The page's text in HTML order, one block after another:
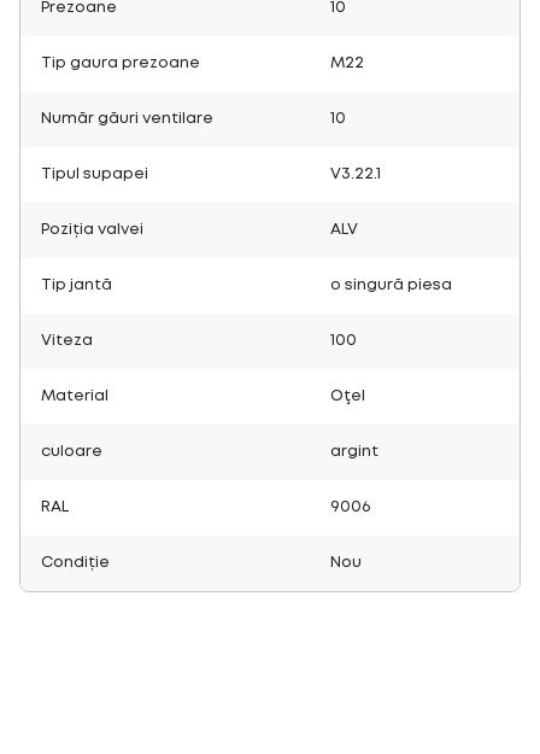
Prezoane 10
Tip gaura prezoane M22
Număr găuri ventilare 10
Tipul supapei V3.22.1
Poziția valvei ALV
Tip jantă o singură piesa
Viteza 100
Material Oţel
culoare argint
RAL 9006
Condiție Nou